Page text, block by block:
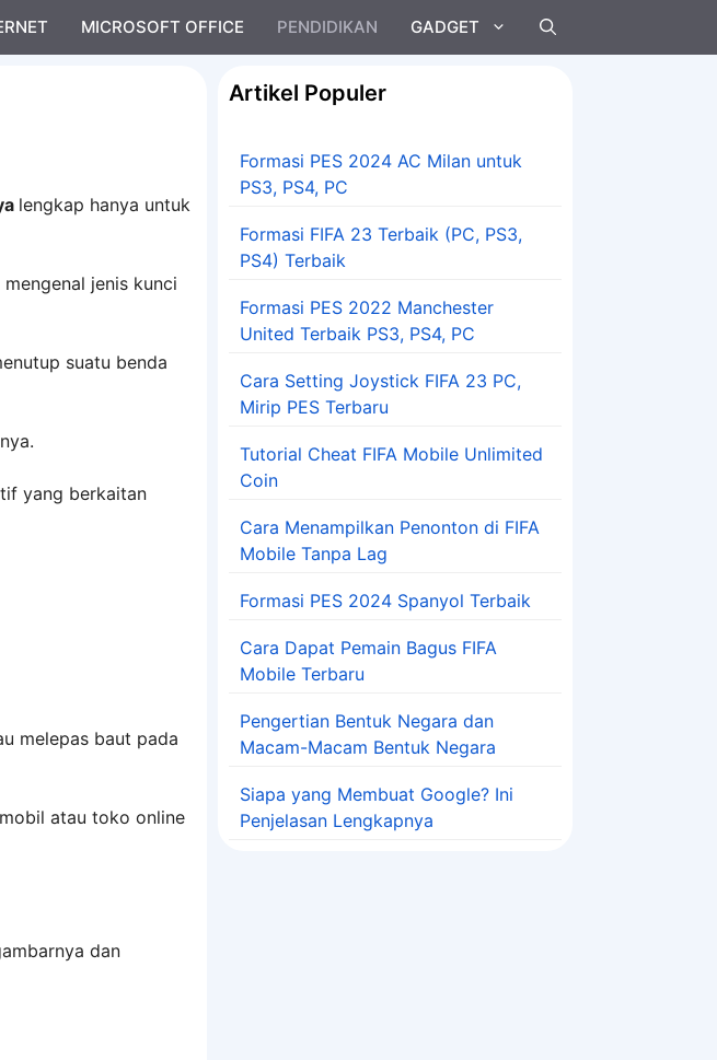
MICROSOFT OFFICE PENDIDIKAN GADGET
lengkap hanya untuk
jenis kunci
suatu benda
yang berkaitan
melepas baut pada
atau toko online
dan
Artikel Populer
Formasi PES 2024 AC Milan untuk
PS3, PS4, PC
Formasi FIFA 23 Terbaik (PC, PS3,
PS4) Terbaik
Formasi PES 2022 Manchester
United Terbaik PS3, PS4, PC
Cara Setting Joystick FIFA 23 PC,
Mirip PES Terbaru
Tutorial Cheat FIFA Mobile Unlimited
Coin
Cara Menampilkan Penonton di FIFA
Mobile Tanpa Lag
Formasi PES 2024 Spanyol Terbaik
Cara Dapat Pemain Bagus FIFA
Mobile Terbaru
Pengertian Bentuk Negara dan
Macam-Macam Bentuk Negara
Siapa yang Membuat Google? Ini
Penjelasan Lengkapnya